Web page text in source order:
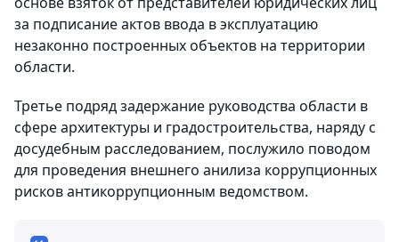
за подписание актов ввода в эксплуатацию
незаконно построенных объектов на территории
области.
Третье подряд задержание руководства области в
сфере архитектуры и градостроительства, наряду с
досудебным расследованием, послужило поводом
для проведения внешнего анилиза коррупционных
рисков антикоррупционным ведомством.